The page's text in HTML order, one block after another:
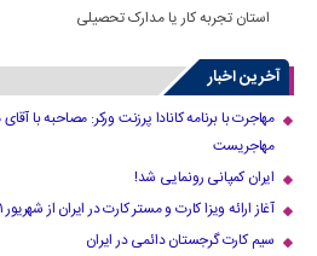
استان تجربه کار یا مدارک تحصیلی
آخرین اخبار
مهاجرت با برنامه کانادا پرزنت ورکر: مصاحبه با
مهاجریست
ایران کمپانی رونمایی شد!
آغاز ارائه ویزا کارت و مستر کارت در ایران از شهریور ۱۴۰۱
سیم کارت گرجستان دائمی در ایران